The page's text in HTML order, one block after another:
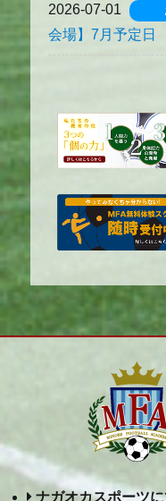
2026-07-01
会場】7月予定日
ナガオカスポーツ